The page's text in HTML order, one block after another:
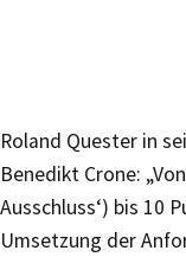
Roland Quester in
Benedikt Crone:
Ausschluss‘) bis 10
Umsetzung der